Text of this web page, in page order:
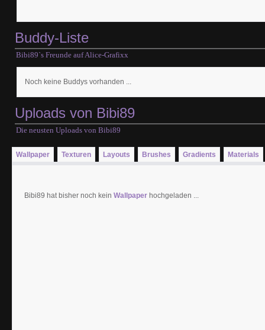
Buddy-Liste
Bibi89`s Freunde auf Alice-Grafixx
Noch keine Buddys vorhanden ...
Uploads von Bibi89
Die neusten Uploads von Bibi89
Wallpaper Texturen Layouts Brushes Gradients Materials
Bibi89 hat bisher noch kein Wallpaper hochgeladen ...